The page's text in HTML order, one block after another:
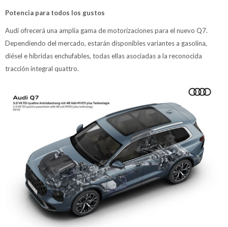
Potencia para todos los gustos
Audi ofrecerá una amplia gama de motorizaciones para el nuevo Q7.
Dependiendo del mercado, estarán disponibles variantes a gasolina,
diésel e híbridas enchufables, todas ellas asociadas a la reconocida
tracción integral quattro.